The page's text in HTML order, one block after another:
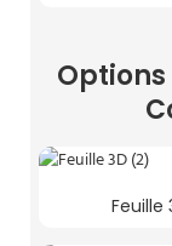
Feuille